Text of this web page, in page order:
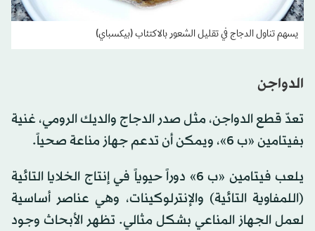
يسهم تناول الدجاج في تقليل الشعور بالاكتئاب (بيكسباي)
الدواجن
تعدّ قطع الدواجن، مثل صدر الدجاج والديك الرومي، غنية
بفيتامين «ب 6»، ويمكن أن تدعم جهاز مناعة صحياً.
يلعب فيتامين «ب 6» دوراً حيوياً في إنتاج الخلايا التائية
(اللمفاوية التائية) والإنترلوكينات، وهي عناصر أساسية
لعمل الجهاز المناعي بشكل مثالي. تظهر الأبحاث وجود